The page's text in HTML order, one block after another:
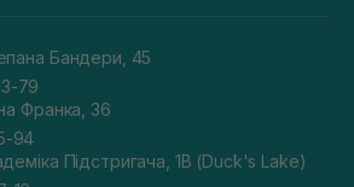
Бандери, 45
79
Франка, 36
94
Підстригача, 1В (Duck's Lake)